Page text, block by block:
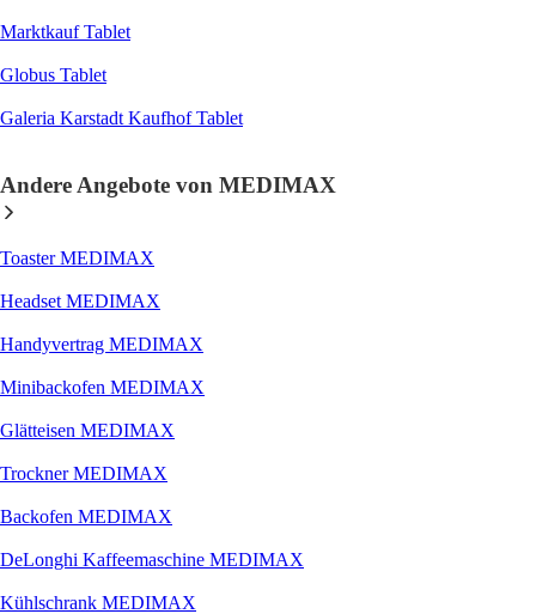
Marktkauf Tablet
Globus Tablet
Galeria Karstadt Kaufhof Tablet
Andere Angebote von MEDIMAX
Toaster MEDIMAX
Headset MEDIMAX
Handyvertrag MEDIMAX
Minibackofen MEDIMAX
Glätteisen MEDIMAX
Trockner MEDIMAX
Backofen MEDIMAX
DeLonghi Kaffeemaschine MEDIMAX
Kühlschrank MEDIMAX